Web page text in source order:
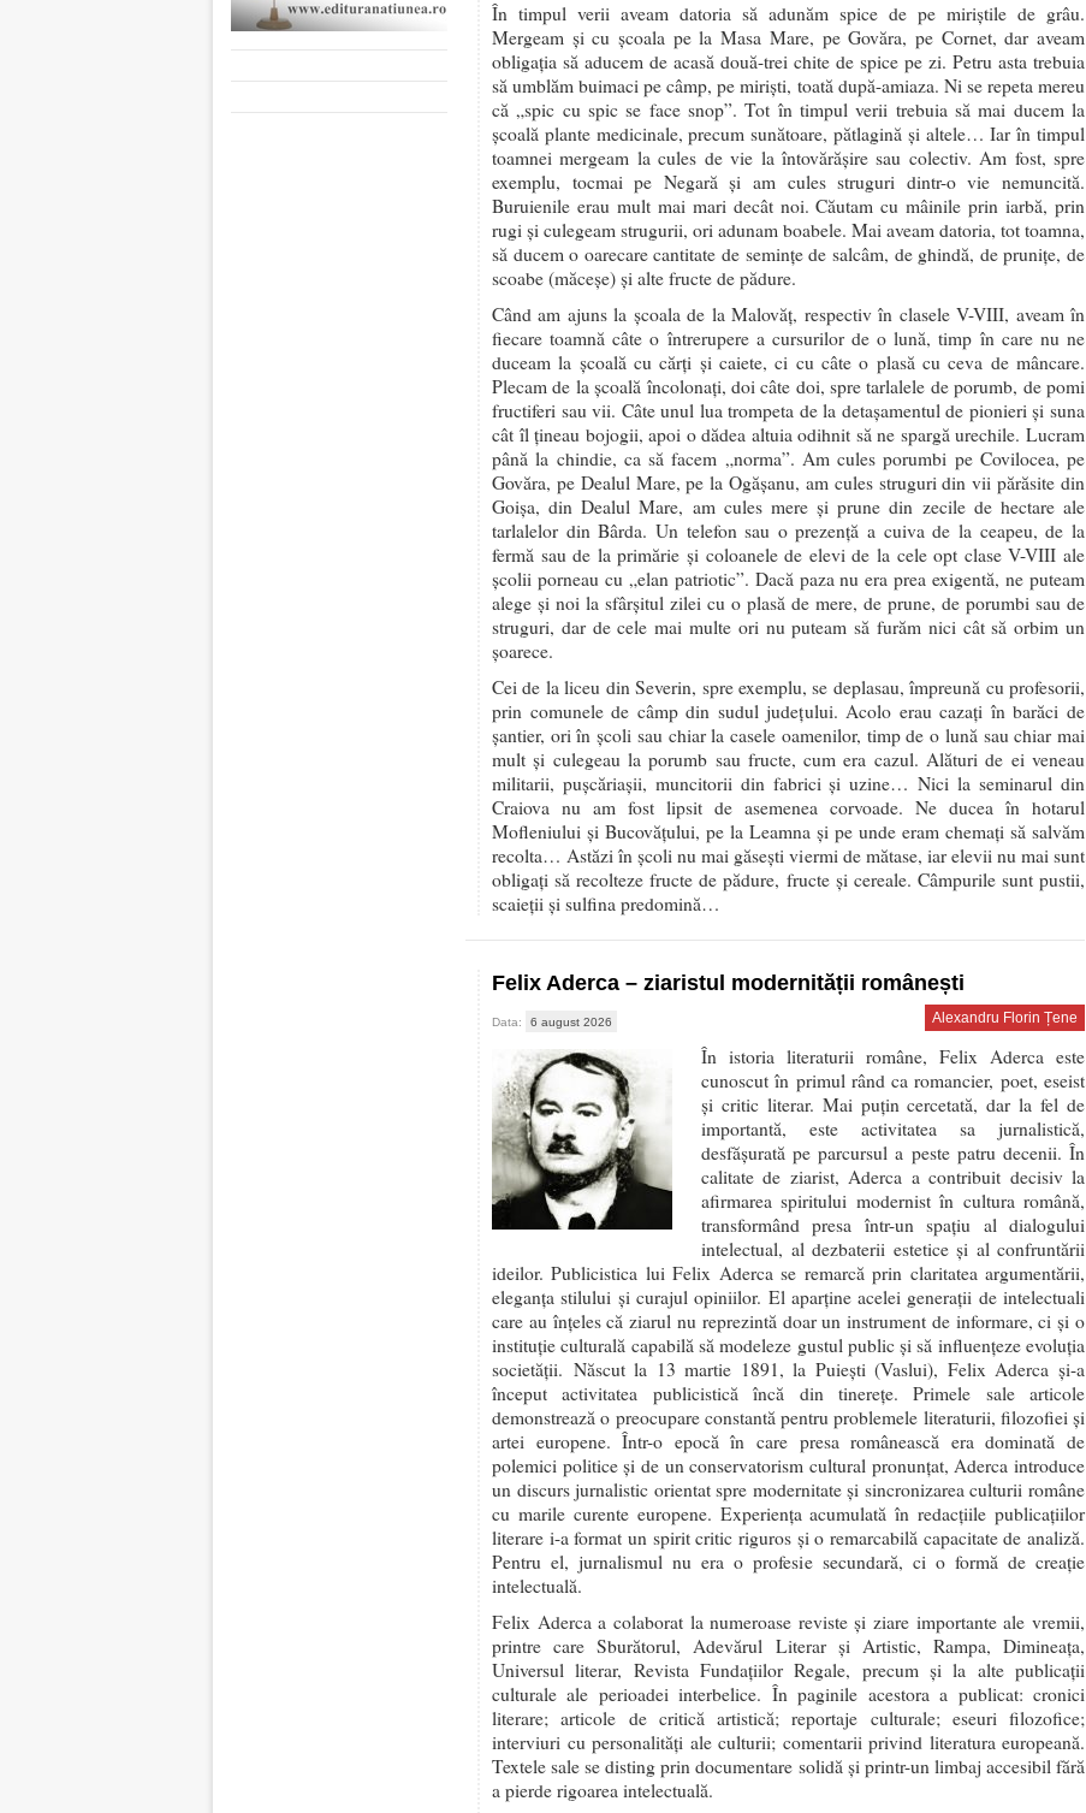
În timpul verii aveam datoria să adunăm spice de pe miriștile de grâu.
Mergeam și cu școala pe la Masa Mare, pe Govăra, pe Cornet, dar aveam
obligația să aducem de acasă două-trei chite de spice pe zi. Petru asta trebuia
să umblăm buimaci pe câmp, pe miriști, toată după-amiaza. Ni se repeta mereu
că „spic cu spic se face snop”. Tot în timpul verii trebuia să mai ducem la
școală plante medicinale, precum sunătoare, pătlagină și altele… Iar în timpul
toamnei mergeam la cules de vie la întovărășire sau colectiv. Am fost, spre
exemplu, tocmai pe Negară și am cules struguri dintr-o vie nemuncită.
Buruienile erau mult mai mari decât noi. Căutam cu mâinile prin iarbă, prin
rugi și culegeam strugurii, ori adunam boabele. Mai aveam datoria, tot toamna,
să ducem o oarecare cantitate de semințe de salcâm, de ghindă, de prunițe, de
scoabe (măceșe) și alte fructe de pădure.
Când am ajuns la școala de la Malovăț, respectiv în clasele V-VIII, aveam în
fiecare toamnă câte o întrerupere a cursurilor de o lună, timp în care nu ne
duceam la școală cu cărți și caiete, ci cu câte o plasă cu ceva de mâncare.
Plecam de la școală încolonați, doi câte doi, spre tarlalele de porumb, de pomi
fructiferi sau vii. Câte unul lua trompeta de la detașamentul de pionieri și suna
cât îl țineau bojogii, apoi o dădea altuia odihnit să ne spargă urechile. Lucram
până la chindie, ca să facem „norma”. Am cules porumbi pe Covilocea, pe
Govăra, pe Dealul Mare, pe la Ogășanu, am cules struguri din vii părăsite din
Goișa, din Dealul Mare, am cules mere și prune din zecile de hectare ale
tarlalelor din Bârda. Un telefon sau o prezență a cuiva de la ceapeu, de la
fermă sau de la primărie și coloanele de elevi de la cele opt clase V-VIII ale
școlii porneau cu „elan patriotic”. Dacă paza nu era prea exigentă, ne puteam
alege și noi la sfârșitul zilei cu o plasă de mere, de prune, de porumbi sau de
struguri, dar de cele mai multe ori nu puteam să furăm nici cât să orbim un
șoarece.
Cei de la liceu din Severin, spre exemplu, se deplasau, împreună cu profesorii,
prin comunele de câmp din sudul județului. Acolo erau cazați în barăci de
șantier, ori în școli sau chiar la casele oamenilor, timp de o lună sau chiar mai
mult și culegeau la porumb sau fructe, cum era cazul. Alături de ei veneau
militarii, pușcăriașii, muncitorii din fabrici și uzine… Nici la seminarul din
Craiova nu am fost lipsit de asemenea corvoade. Ne ducea în hotarul
Mofleniului și Bucovățului, pe la Leamna și pe unde eram chemați să salvăm
recolta… Astăzi în școli nu mai găsești viermi de mătase, iar elevii nu mai sunt
obligați să recolteze fructe de pădure, fructe și cereale. Câmpurile sunt pustii,
scaieții și sulfina predomină…
Felix Aderca – ziaristul modernității românești
Data: 6 august 2026 Alexandru Florin Țene
În istoria literaturii române, Felix Aderca este
cunoscut în primul rând ca romancier, poet, eseist
și critic literar. Mai puțin cercetată, dar la fel de
importantă, este activitatea sa jurnalistică,
desfășurată pe parcursul a peste patru decenii. În
calitate de ziarist, Aderca a contribuit decisiv la
afirmarea spiritului modernist în cultura română,
transformând presa într-un spațiu al dialogului
intelectual, al dezbaterii estetice și al confruntării
ideilor. Publicistica lui Felix Aderca se remarcă prin claritatea argumentării,
eleganța stilului și curajul opiniilor. El aparține acelei generații de intelectuali
care au înțeles că ziarul nu reprezintă doar un instrument de informare, ci și o
instituție culturală capabilă să modeleze gustul public și să influențeze evoluția
societății. Născut la 13 martie 1891, la Puiești (Vaslui), Felix Aderca și-a
început activitatea publicistică încă din tinerețe. Primele sale articole
demonstrează o preocupare constantă pentru problemele literaturii, filozofiei și
artei europene. Într-o epocă în care presa românească era dominată de
polemici politice și de un conservatorism cultural pronunțat, Aderca introduce
un discurs jurnalistic orientat spre modernitate și sincronizarea culturii române
cu marile curente europene. Experiența acumulată în redacțiile publicațiilor
literare i-a format un spirit critic riguros și o remarcabilă capacitate de analiză.
Pentru el, jurnalismul nu era o profesie secundară, ci o formă de creație
intelectuală.
Felix Aderca a colaborat la numeroase reviste și ziare importante ale vremii,
printre care Sburătorul, Adevărul Literar și Artistic, Rampa, Dimineața,
Universul literar, Revista Fundațiilor Regale, precum și la alte publicații
culturale ale perioadei interbelice. În paginile acestora a publicat: cronici
literare; articole de critică artistică; reportaje culturale; eseuri filozofice;
interviuri cu personalități ale culturii; comentarii privind literatura europeană.
Textele sale se disting prin documentare solidă și printr-un limbaj accesibil fără
a pierde rigoarea intelectuală.